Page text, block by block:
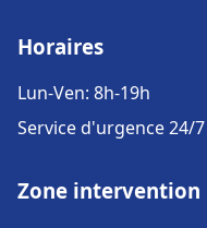
Horaires
Lun-Ven: 8h-19h
Service d'urgence 24/7
Zone intervention